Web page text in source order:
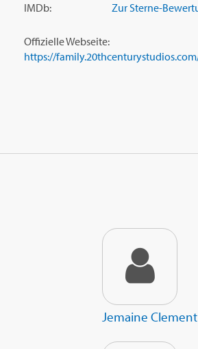
IMDb:
Zur Sterne-
Offizielle Webseite:
https://
Jemaine Clement